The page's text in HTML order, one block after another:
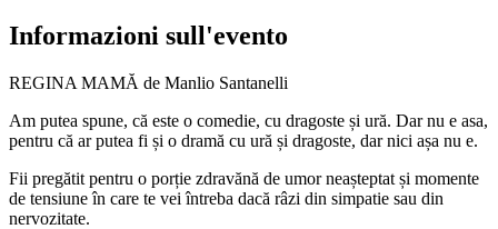
Informazioni sull'evento
REGINA MAMĂ de Manlio Santanelli
Am putea spune, că este o comedie, cu dragoste și ură. Dar nu e asa,
pentru că ar putea fi și o dramă cu ură și dragoste, dar nici așa nu e.
Fii pregătit pentru o porție zdravănă de umor neașteptat și momente
de tensiune în care te vei întreba dacă râzi din simpatie sau din
nervozitate.